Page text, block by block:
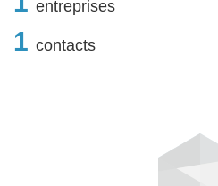
entreprises
1 contacts